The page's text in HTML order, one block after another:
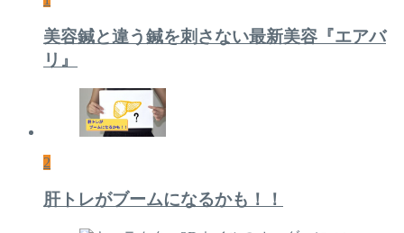
美容鍼と違う鍼を刺さない最新美容『エアバ
リ』
2
肝トレがブームになるかも！！